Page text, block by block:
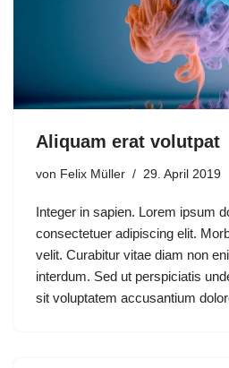
Aliquam erat volutpat
von Felix Müller 29. April 2019
Integer in sapien. Lorem ipsum
consectetuer adipiscing elit.
velit. Curabitur vitae diam non
interdum. Sed ut perspiciatis
sit voluptatem accusantium